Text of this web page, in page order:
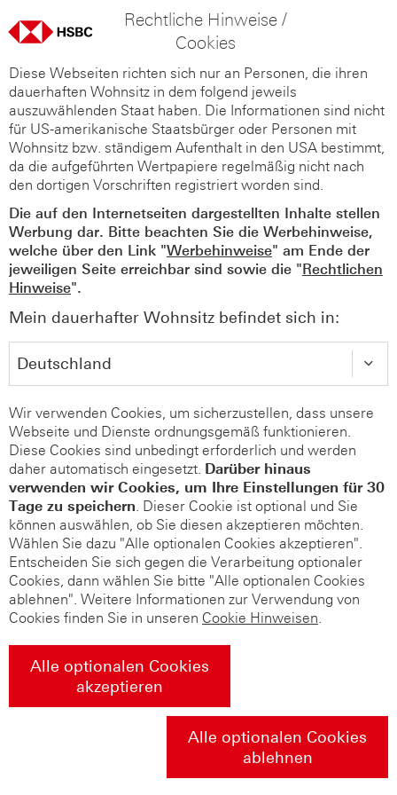
Rechtliche Hinweise /
Cookies
Diese Webseiten richten sich nur an Personen, die ihren
dauerhaften Wohnsitz in dem folgend jeweils
auszuwählenden Staat haben. Die Informationen sind nicht
für US-amerikanische Staatsbürger oder Personen mit
Wohnsitz bzw. ständigem Aufenthalt in den USA bestimmt,
da die aufgeführten Wertpapiere regelmäßig nicht nach
den dortigen Vorschriften registriert worden sind.
Die auf den Internetseiten dargestellten Inhalte stellen
Werbung dar. Bitte beachten Sie die Werbehinweise,
welche über den Link "Werbehinweise" am Ende der
jeweiligen Seite erreichbar sind sowie die "Rechtlichen
Hinweise".
Mein dauerhafter Wohnsitz befindet sich in:
Wir verwenden Cookies, um sicherzustellen, dass unsere
Webseite und Dienste ordnungsgemäß funktionieren.
Diese Cookies sind unbedingt erforderlich und werden
daher automatisch eingesetzt. Darüber hinaus
verwenden wir Cookies, um Ihre Einstellungen für 30
Tage zu speichern. Dieser Cookie ist optional und Sie
können auswählen, ob Sie diesen akzeptieren möchten.
Wählen Sie dazu "Alle optionalen Cookies akzeptieren".
Entscheiden Sie sich gegen die Verarbeitung optionaler
Cookies, dann wählen Sie bitte "Alle optionalen Cookies
ablehnen". Weitere Informationen zur Verwendung von
Cookies finden Sie in unseren Cookie Hinweisen.
Alle optionalen Cookies
akzeptieren
Alle optionalen Cookies
ablehnen